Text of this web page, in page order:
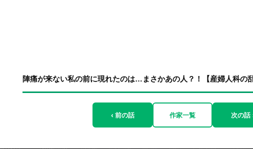
陣痛が来ない私の前に現れたのは…まさかあの人？！【産婦人科の
‹ 前の話 作家一覧 次の話